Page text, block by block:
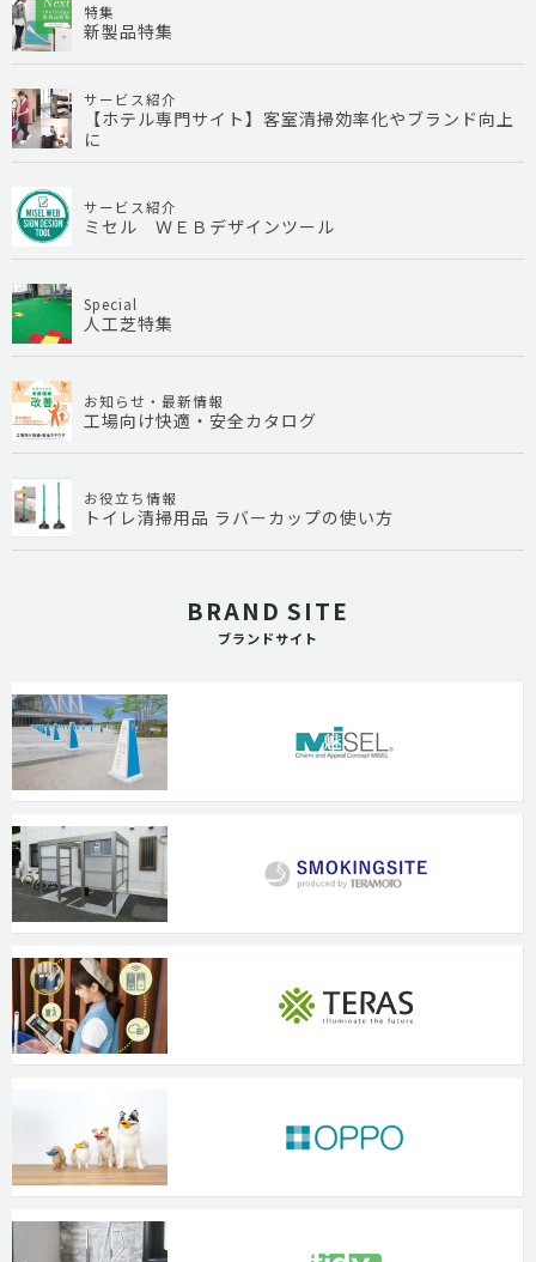
特集
新製品特集
サービス紹介
【ホテル専門サイト】客室清掃効率化やブランド向上
に
サービス紹介
ミセル ＷＥＢデザインツール
Special
人工芝特集
お知らせ・最新情報
工場向け快適・安全カタログ
お役立ち情報
トイレ清掃用品 ラバーカップの使い方
BRAND SITE
ブランドサイト